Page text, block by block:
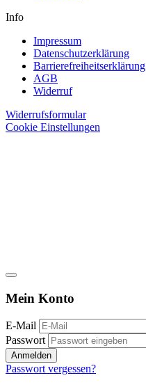
Info
Impressum
Datenschutzerklärung
Barrierefreiheitserklärung
AGB
Widerruf
Widerrufsformular
Cookie Einstellungen
Mein Konto
E-Mail
Passwort
Anmelden
Passwort vergessen?